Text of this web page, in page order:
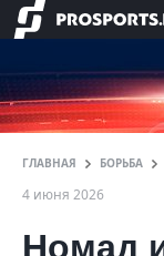
ГЛАВНАЯ БОРЬБА
4 июня 2026
Номад